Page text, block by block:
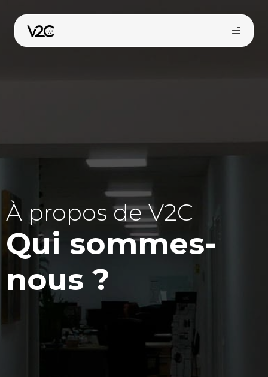
contenu
Boutique en ligne
Trouvez votre installateur
À propos de V2C
Qui sommes-
nous ?